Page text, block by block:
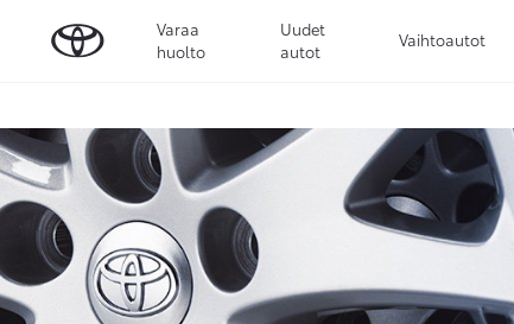
Varaa
huolto
Uudet
autot
Vaihtoautot